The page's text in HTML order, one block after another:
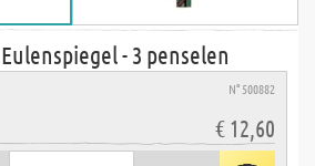
- 3 penselen
N° 500882
€ 12,60